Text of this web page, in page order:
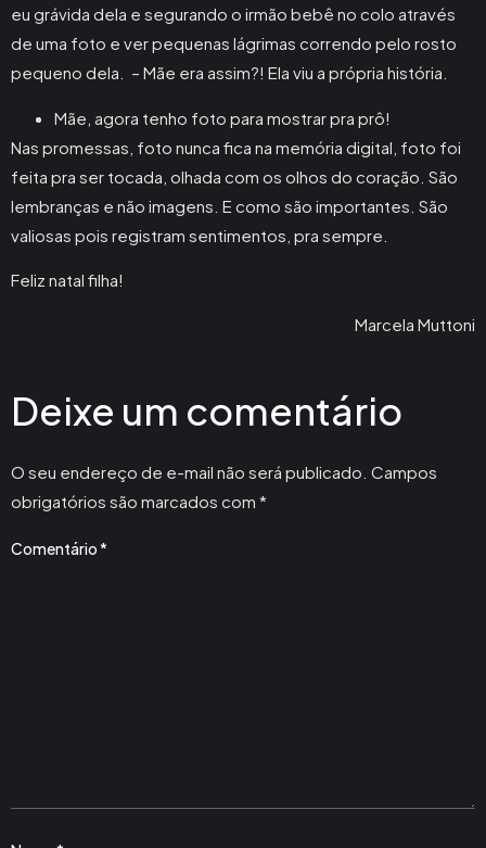
eu grávida dela e segurando o irmão bebê no colo através
de uma foto e ver pequenas lágrimas correndo pelo rosto
pequeno dela. – Mãe era assim?! Ela viu a própria história.
Mãe, agora tenho foto para mostrar pra prô!
Nas promessas, foto nunca fica na memória digital, foto foi
feita pra ser tocada, olhada com os olhos do coração. São
lembranças e não imagens. E como são importantes. São
valiosas pois registram sentimentos, pra sempre.
Feliz natal filha!
Marcela Muttoni
Deixe um comentário
O seu endereço de e-mail não será publicado. Campos
obrigatórios são marcados com *
Comentário*